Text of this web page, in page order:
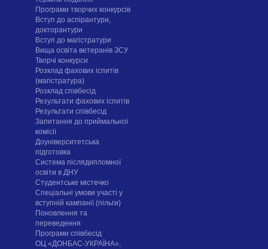
Програми творчих конкурсiв
Вступ до аспірантури,
докторантури
Вступ до магістратури
Вища освіта ветеранів ЗСУ
Творчі конкурси
Розклад фахових іспитів
(магістратура)
Розклад співбесід
Результати фахових іспитів
Результати співбесід
Запитання до приймальної
комісії
Доуніверситетська
підготовка
Система післядипломної
освіти в ДНУ
Cтудентське містечко
Спеціальні умови участі у
вступній кампанії (пільги)
Поновлення та
переведення
Програми співбесід
ОЦ «ДОНБАС-УКРАЇНА»,